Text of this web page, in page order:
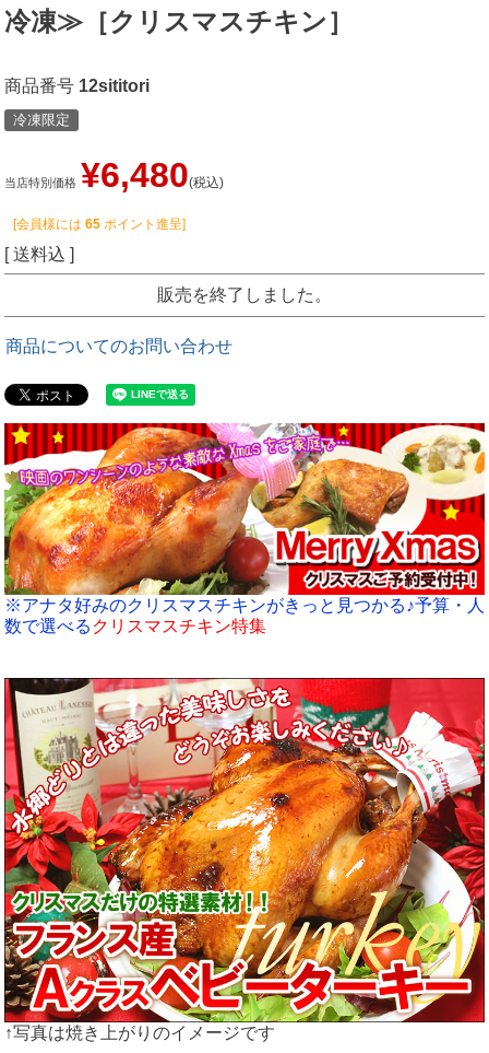
冷凍≫［クリスマスチキン］
商品番号 12sititori
冷凍限定
当店特別価格 ¥6,480 税込
[会員様には 65 ポイント進呈]
送料込
販売を終了しました。
商品についてのお問い合わせ
※アナタ好みのクリスマスチキンがきっと見つかる♪予算・人
数で選べる クリスマスチキン特集
↑写真は焼き上がりのイメージです